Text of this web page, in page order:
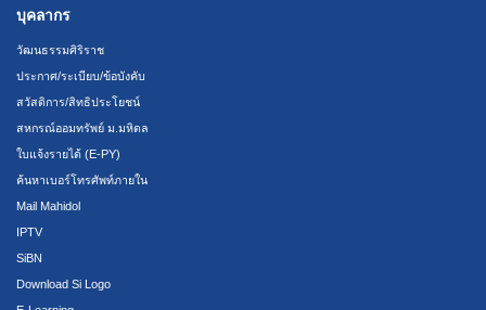
บุคลากร
วัฒนธรรมศิริราช
ประกาศ/ระเบียบ/ข้อบังคับ
สวัสดิการ/สิทธิประโยชน์
สหกรณ์ออมทรัพย์ ม.มหิดล
ใบแจ้งรายได้ (E-PY)
ค้นหาเบอร์โทรศัพท์ภายใน
Mail Mahidol
IPTV
SiBN
Download Si Logo